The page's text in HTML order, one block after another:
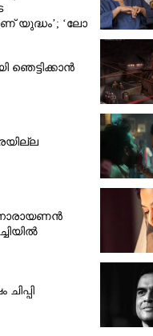
യുദ്ധം’; ‘ലോ